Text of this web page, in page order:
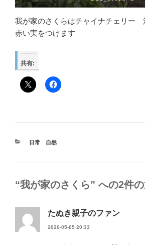
我が家のさくらはチャイナチェリ
赤い実をつけます
共有:
カ
日常 自然
“我が家のさくら” への2件
たぬき親子のファン
2020-05-05 20:33